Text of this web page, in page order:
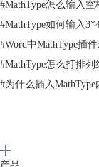
3、其它空格都可以用
粗空格的快捷键为 先
全角空格的快捷键为
#MathType怎么输入
#MathType如何输入
#Word中MathType插
#MathType怎么打排
#为什么插入